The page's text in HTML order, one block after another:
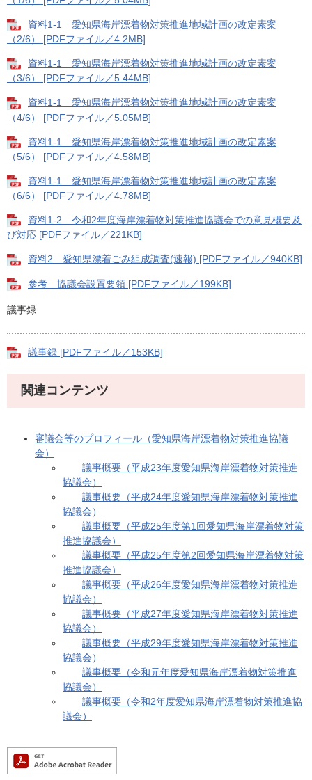
資料1-1 愛知県海岸漂着物対策推進地域計画の改定素案
（2/6） [PDFファイル／4.2MB]
資料1-1 愛知県海岸漂着物対策推進地域計画の改定素案
（3/6） [PDFファイル／5.44MB]
資料1-1 愛知県海岸漂着物対策推進地域計画の改定素案
（4/6） [PDFファイル／5.05MB]
資料1-1 愛知県海岸漂着物対策推進地域計画の改定素案
（5/6） [PDFファイル／4.58MB]
資料1-1 愛知県海岸漂着物対策推進地域計画の改定素案
（6/6） [PDFファイル／4.78MB]
資料1-2 令和2年度海岸漂着物対策推進協議会での意見概要及
び対応 [PDFファイル／221KB]
資料2 愛知県漂着ごみ組成調査(速報) [PDFファイル／940KB]
参考 協議会設置要領 [PDFファイル／199KB]
議事録
議事録 [PDFファイル／153KB]
関連コンテンツ
審議会等のプロフィール（愛知県海岸漂着物対策推進協議
会）
議事概要（平成23年度愛知県海岸漂着物対策推進
協議会）
議事概要（平成24年度愛知県海岸漂着物対策推進
協議会）
議事概要（平成25年度第1回愛知県海岸漂着物対策
推進協議会）
議事概要（平成25年度第2回愛知県海岸漂着物対策
推進協議会）
議事概要（平成26年度愛知県海岸漂着物対策推進
協議会）
議事概要（平成27年度愛知県海岸漂着物対策推進
協議会）
議事概要（平成29年度愛知県海岸漂着物対策推進
協議会）
議事概要（令和元年度愛知県海岸漂着物対策推進
協議会）
議事概要（令和2年度愛知県海岸漂着物対策推進協
議会）